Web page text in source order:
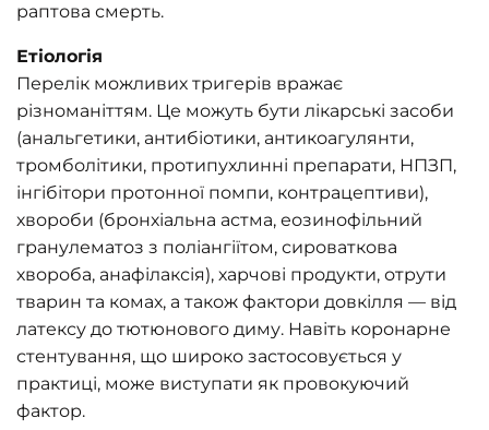
раптова смерть.
Етіологія
Перелік можливих тригерів вражає
різноманіттям. Це можуть бути лікарські засоби
(анальгетики, антибіотики, антикоагулянти,
тромболітики, протипухлинні препарати, НПЗП,
інгібітори протонної помпи, контрацептиви),
хвороби (бронхіальна астма, еозинофільний
гранулематоз з поліангіїтом, сироваткова
хвороба, анафілаксія), харчові продукти, отрути
тварин та комах, а також фактори довкілля — від
латексу до тютюнового диму. Навіть коронарне
стентування, що широко застосовується у
практиці, може виступати як провокуючий
фактор.